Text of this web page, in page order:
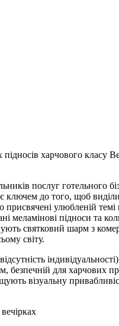
харчового
послуг готельного
ключем до того, щоб
присвячені улюбленій
підноси та
святковий шарм з
світу.
для харчових
візуальну